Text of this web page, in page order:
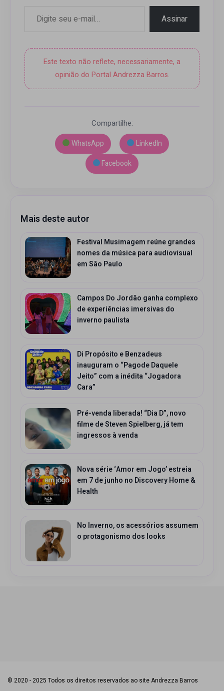
Assinar
Este texto não reflete, necessariamente, a
opinião do Portal Andrezza Barros.
Compartilhe:
WhatsApp
LinkedIn
Facebook
Mais deste autor
Festival Musimagem reúne grandes
nomes da música para audiovisual
em São Paulo
Campos Do Jordão ganha complexo
de experiências imersivas do
inverno paulista
Di Propósito e Benzadeus
inauguram o “Pagode Daquele
Jeito” com a inédita “Jogadora
Cara”
Pré-venda liberada! “Dia D”, novo
filme de Steven Spielberg, já tem
ingressos à venda
Nova série ‘Amor em Jogo’ estreia
em 7 de junho no Discovery Home &
Health
No Inverno, os acessórios assumem
o protagonismo dos looks
© 2020 - 2025 Todos os direitos reservados ao site Andrezza Barros